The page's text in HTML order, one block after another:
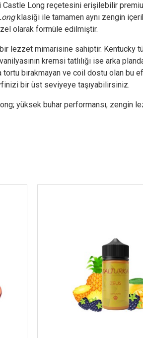
Long reçetesini erişilebilir
klasiği ile tamamen aynı zengin
olarak formüle edilmiştir.
mimarisine sahiptir. Kentucky
kremsi tatlılığı ise arka
bırakmayan ve coil dostu olan bu
bir üst seviyeye taşıyabilirsiniz.
yüksek buhar performansı, zengin